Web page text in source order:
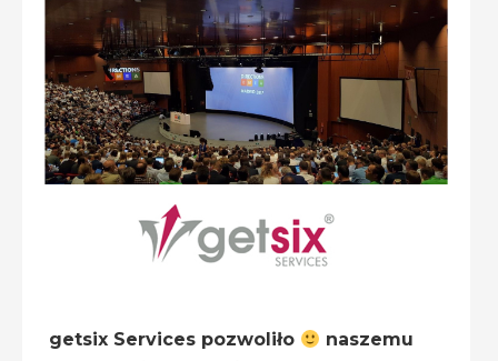
getsix Services pozwoliło
naszemu